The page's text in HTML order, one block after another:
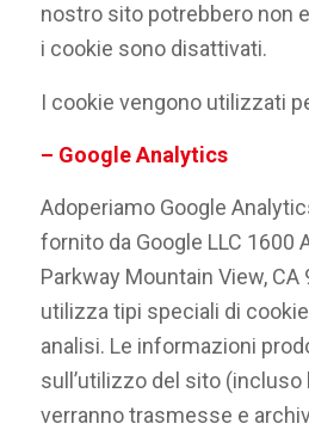
nostro sito potrebbero non
i cookie sono disattivati.
I cookie vengono utilizzati
– Google Analytics
Adoperiamo Google
fornito da Google LLC 1600
Parkway Mountain View, CA
utilizza tipi speciali di
analisi. Le informazioni
sull’utilizzo del sito (incluso
verranno trasmesse e